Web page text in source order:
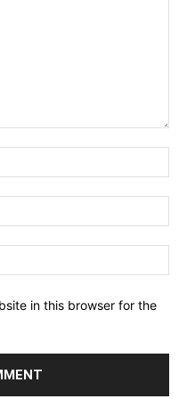
in this browser for the